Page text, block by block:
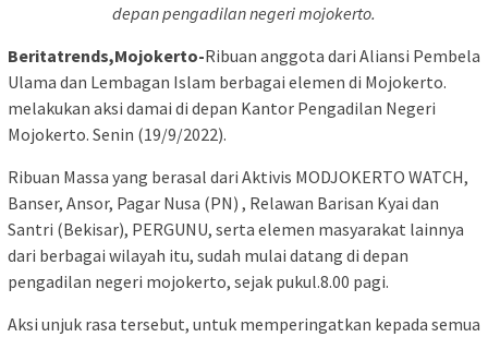
depan pengadilan negeri mojokerto.
Beritatrends,Mojokerto-Ribuan anggota dari Aliansi Pembela
Ulama dan Lembagan Islam berbagai elemen di Mojokerto.
melakukan aksi damai di depan Kantor Pengadilan Negeri
Mojokerto. Senin (19/9/2022).
Ribuan Massa yang berasal dari Aktivis MODJOKERTO WATCH,
Banser, Ansor, Pagar Nusa (PN) , Relawan Barisan Kyai dan
Santri (Bekisar), PERGUNU, serta elemen masyarakat lainnya
dari berbagai wilayah itu, sudah mulai datang di depan
pengadilan negeri mojokerto, sejak pukul.8.00 pagi.
Aksi unjuk rasa tersebut, untuk memperingatkan kepada semua